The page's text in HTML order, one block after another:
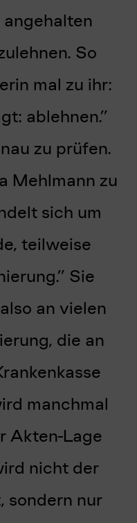
angehalten
So
mal zu ihr:
ablehnen.”
zu prüfen.
Mehlmann zu
sich um
teilweise
Sie
an vielen
die an
manchmal
Akten-Lage
nicht der
sondern nur